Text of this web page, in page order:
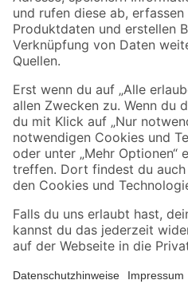
Zahlungsarten
Sicher einkaufen
Jetzt die toom-App
Alle Preisangaben in EUR inkl. gesetzl. MwSt..
Umständen nicht in allen Märkten verfügbar. Die
Produkte nur solange der Vorrat reicht.
*Paketversand ab 59 € versandkostenfrei, gilt